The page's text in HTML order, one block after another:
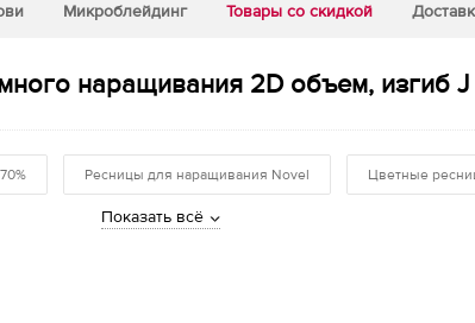
Микроблейдинг Товары со скидкой
наращивания 2D объем, изгиб J
Ресницы для наращивания Novel Цветные
Показать всё